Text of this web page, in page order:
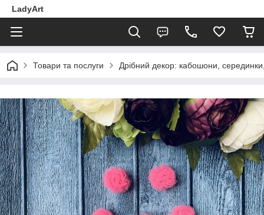
LadyArt
Товари та послуги Дрібний декор: кабошони,